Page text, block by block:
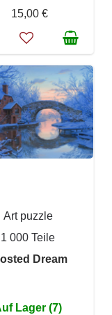
15,00 €
Art puzzle
1 000 Teile
Dream
Lager (7)